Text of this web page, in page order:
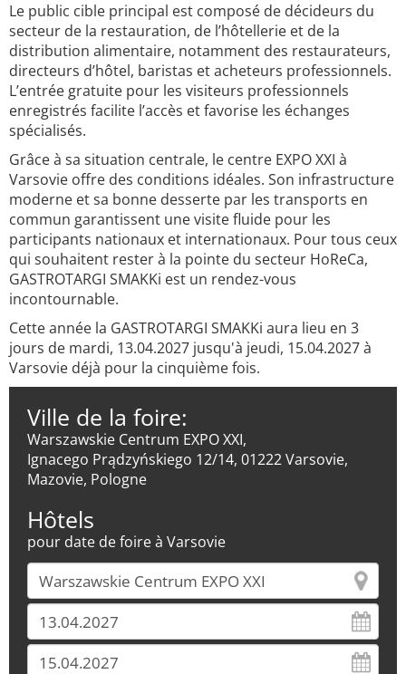
Le public cible principal est composé de décideurs du
secteur de la restauration, de l’hôtellerie et de la
distribution alimentaire, notamment des restaurateurs,
directeurs d’hôtel, baristas et acheteurs professionnels.
L’entrée gratuite pour les visiteurs professionnels
enregistrés facilite l’accès et favorise les échanges
spécialisés.
Grâce à sa situation centrale, le centre EXPO XXI à
Varsovie offre des conditions idéales. Son infrastructure
moderne et sa bonne desserte par les transports en
commun garantissent une visite fluide pour les
participants nationaux et internationaux. Pour tous ceux
qui souhaitent rester à la pointe du secteur HoReCa,
GASTROTARGI SMAKKi est un rendez-vous
incontournable.
Cette année la GASTROTARGI SMAKKi aura lieu en 3
jours de mardi, 13.04.2027 jusqu'à jeudi, 15.04.2027 à
Varsovie déjà pour la cinquième fois.
Ville de la foire:
Warszawskie Centrum EXPO XXI,
Ignacego Prądzyńskiego 12/14, 01222 Varsovie,
Mazovie, Pologne
Hôtels
pour date de foire à Varsovie